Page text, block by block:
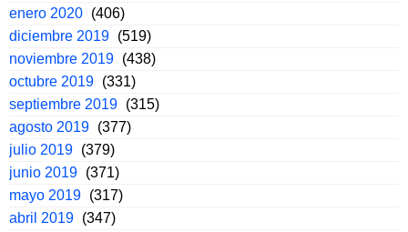
enero 2020 (406)
diciembre 2019 (519)
noviembre 2019 (438)
octubre 2019 (331)
septiembre 2019 (315)
agosto 2019 (377)
julio 2019 (379)
junio 2019 (371)
mayo 2019 (317)
abril 2019 (347)